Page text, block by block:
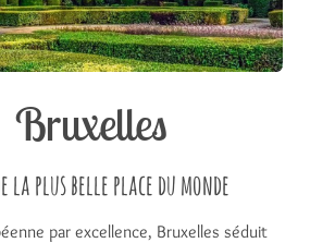
Bruxelles
la plus belle place du monde
par excellence, Bruxelles séduit